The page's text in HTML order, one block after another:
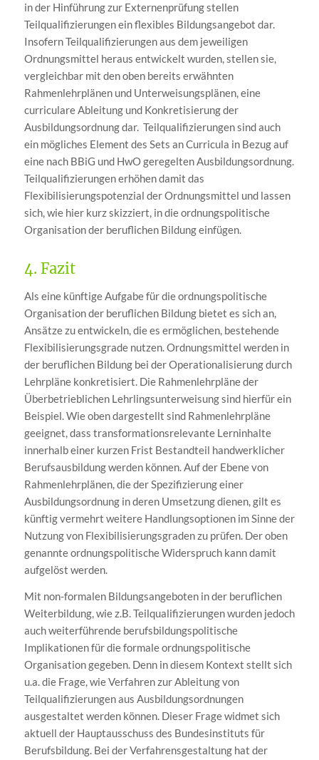
in der Hinführung zur Externenprüfung stellen
Teilqualifizierungen ein flexibles Bildungsangebot dar.
Insofern Teilqualifizierungen aus dem jeweiligen
Ordnungsmittel heraus entwickelt wurden, stellen sie,
vergleichbar mit den oben bereits erwähnten
Rahmenlehrplänen und Unterweisungsplänen, eine
curriculare Ableitung und Konkretisierung der
Ausbildungsordnung dar. Teilqualifizierungen sind auch
ein mögliches Element des Sets an Curricula in Bezug auf
eine nach BBiG und HwO geregelten Ausbildungsordnung.
Teilqualifizierungen erhöhen damit das
Flexibilisierungspotenzial der Ordnungsmittel und lassen
sich, wie hier kurz skizziert, in die ordnungspolitische
Organisation der beruflichen Bildung einfügen.
4. Fazit
Als eine künftige Aufgabe für die ordnungspolitische
Organisation der beruflichen Bildung bietet es sich an,
Ansätze zu entwickeln, die es ermöglichen, bestehende
Flexibilisierungsgrade nutzen. Ordnungsmittel werden in
der beruflichen Bildung bei der Operationalisierung durch
Lehrpläne konkretisiert. Die Rahmenlehrpläne der
Überbetrieblichen Lehrlingsunterweisung sind hierfür ein
Beispiel. Wie oben dargestellt sind Rahmenlehrpläne
geeignet, dass transformationsrelevante Lerninhalte
innerhalb einer kurzen Frist Bestandteil handwerklicher
Berufsausbildung werden können. Auf der Ebene von
Rahmenlehrplänen, die der Spezifizierung einer
Ausbildungsordnung in deren Umsetzung dienen, gilt es
künftig vermehrt weitere Handlungsoptionen im Sinne der
Nutzung von Flexibilisierungsgraden zu prüfen. Der oben
genannte ordnungspolitische Widerspruch kann damit
aufgelöst werden.
Mit non-formalen Bildungsangeboten in der beruflichen
Weiterbildung, wie z.B. Teilqualifizierungen wurden jedoch
auch weiterführende berufsbildungspolitische
Implikationen für die formale ordnungspolitische
Organisation gegeben. Denn in diesem Kontext stellt sich
u.a. die Frage, wie Verfahren zur Ableitung von
Teilqualifizierungen aus Ausbildungsordnungen
ausgestaltet werden können. Dieser Frage widmet sich
aktuell der Hauptausschuss des Bundesinstituts für
Berufsbildung. Bei der Verfahrensgestaltung hat der